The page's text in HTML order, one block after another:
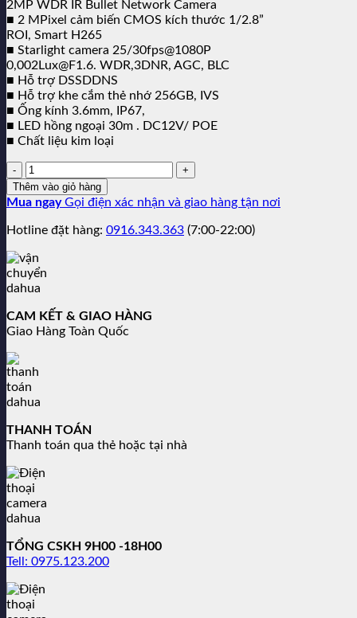
2MP WDR IR Bullet Network Camera
■ 2 MPixel cảm biến CMOS kích thước 1/2.8”
ROI, Smart H265
■ Starlight camera 25/30fps@1080P
0,002Lux@F1.6. WDR,3DNR, AGC, BLC
■ Hỗ trợ DSSDDNS
■ Hỗ trợ khe cắm thẻ nhớ 256GB, IVS
■ Ống kính 3.6mm, IP67,
■ LED hồng ngoại 30m . DC12V/ POE
■ Chất liệu kim loại
Số
lượng:
Thêm vào giỏ hàng
Mua ngay Gọi điện xác nhận và giao hàng tận nơi
Hotline đặt hàng: 0916.343.363 (7:00-22:00)
CAM KẾT & GIAO HÀNG
Giao Hàng Toàn Quốc
THANH TOÁN
Thanh toán qua thẻ hoặc tại nhà
TỔNG CSKH 9H00 -18H00
Tell: 0975.123.200